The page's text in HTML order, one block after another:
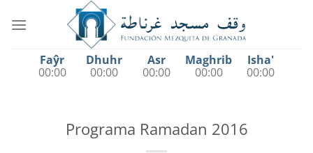
Faŷr
00:00
Dhuhr
00:00
Asr
00:00
Maghrib
00:00
Isha'
00:00
Programa Ramadan 2016